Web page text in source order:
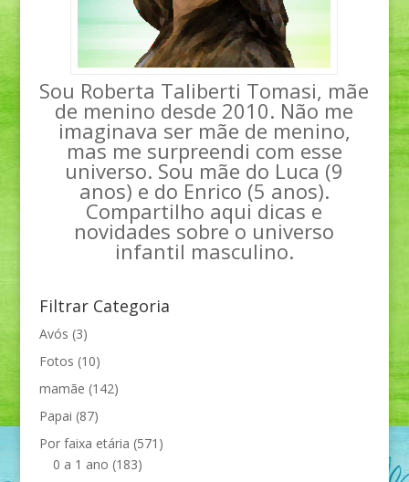
Sou Roberta Taliberti Tomasi, mãe
de menino desde 2010. Não me
imaginava ser mãe de menino,
mas me surpreendi com esse
universo. Sou mãe do Luca (9
anos) e do Enrico (5 anos).
Compartilho aqui dicas e
novidades sobre o universo
infantil masculino.
Filtrar Categoria
Avós (3)
Fotos (10)
mamãe (142)
Papai (87)
Por faixa etária (571)
0 a 1 ano (183)